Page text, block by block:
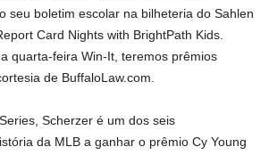
seu boletim escolar na bilheteria do Sahlen
Card Nights with BrightPath Kids.
quarta-feira Win-It, teremos prêmios
de BuffaloLaw.com.
Scherzer é um dos seis
da MLB a ganhar o prêmio Cy Young